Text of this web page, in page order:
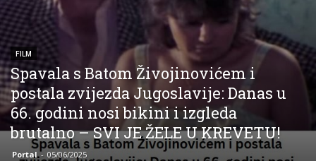
FILM
Spavala s Batom Živojinovićem i
postala zvijezda Jugoslavije: Danas u
66. godini nosi bikini i izgleda
brutalno – SVI JE ŽELE U KREVETU!
Portal - 05/06/2025